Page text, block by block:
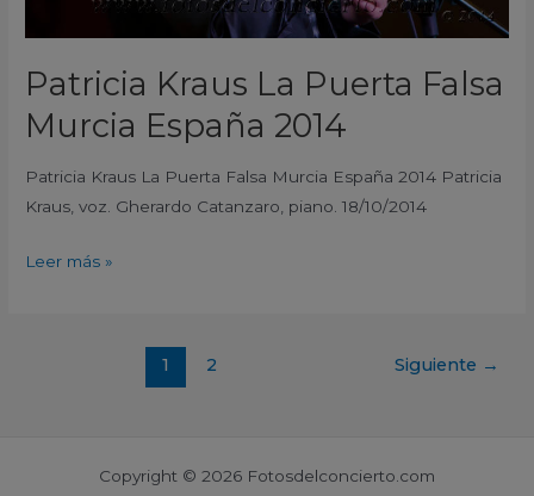
Patricia Kraus La Puerta Falsa
Murcia España 2014
Patricia Kraus La Puerta Falsa Murcia España 2014 Patricia
Kraus, voz. Gherardo Catanzaro, piano. 18/10/2014
Leer más »
1 2 Siguiente →
Copyright © 2026 Fotosdelconcierto.com